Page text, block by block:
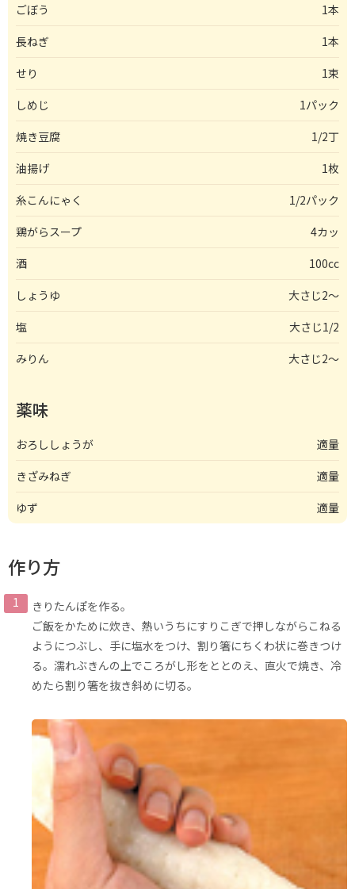
ごぼう
1本
長ねぎ
1本
せり
1束
しめじ
1パック
焼き豆腐
1/2丁
油揚げ
1枚
糸こんにゃく
1/2パック
鶏がらスープ
4カッ
酒
100cc
しょうゆ
大さじ2〜
塩
大さじ1/2
みりん
大さじ2〜
薬味
おろししょうが
適量
きざみねぎ
適量
ゆず
適量
作り方
きりたんぽを作る。
ご飯をかために炊き、熱いうちにすりこぎで押しながらこねる
ようにつぶし、手に塩水をつけ、割り箸にちくわ状に巻きつけ
る。濡れぶきんの上でころがし形をととのえ、直火で焼き、冷
めたら割り箸を抜き斜めに切る。